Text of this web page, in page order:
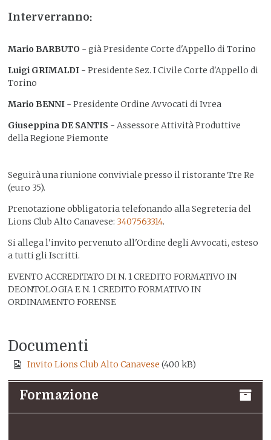
Interverranno:
Mario BARBUTO - già Presidente Corte d'Appello di Torino
Luigi GRIMALDI - Presidente Sez. I Civile Corte d'Appello di
Torino
Mario BENNI - Presidente Ordine Avvocati di Ivrea
Giuseppina DE SANTIS - Assessore Attività Produttive
della Regione Piemonte
Seguirà una riunione conviviale presso il ristorante Tre Re
(euro 35).
Prenotazione obbligatoria telefonando alla Segreteria del
Lions Club Alto Canavese: 3407563314.
Si allega l'invito pervenuto all'Ordine degli Avvocati, esteso
a tutti gli Iscritti.
EVENTO ACCREDITATO DI N. 1 CREDITO FORMATIVO IN
DEONTOLOGIA E N. 1 CREDITO FORMATIVO IN
ORDINAMENTO FORENSE
Documenti
Invito Lions Club Alto Canavese (400 kB)
Formazione